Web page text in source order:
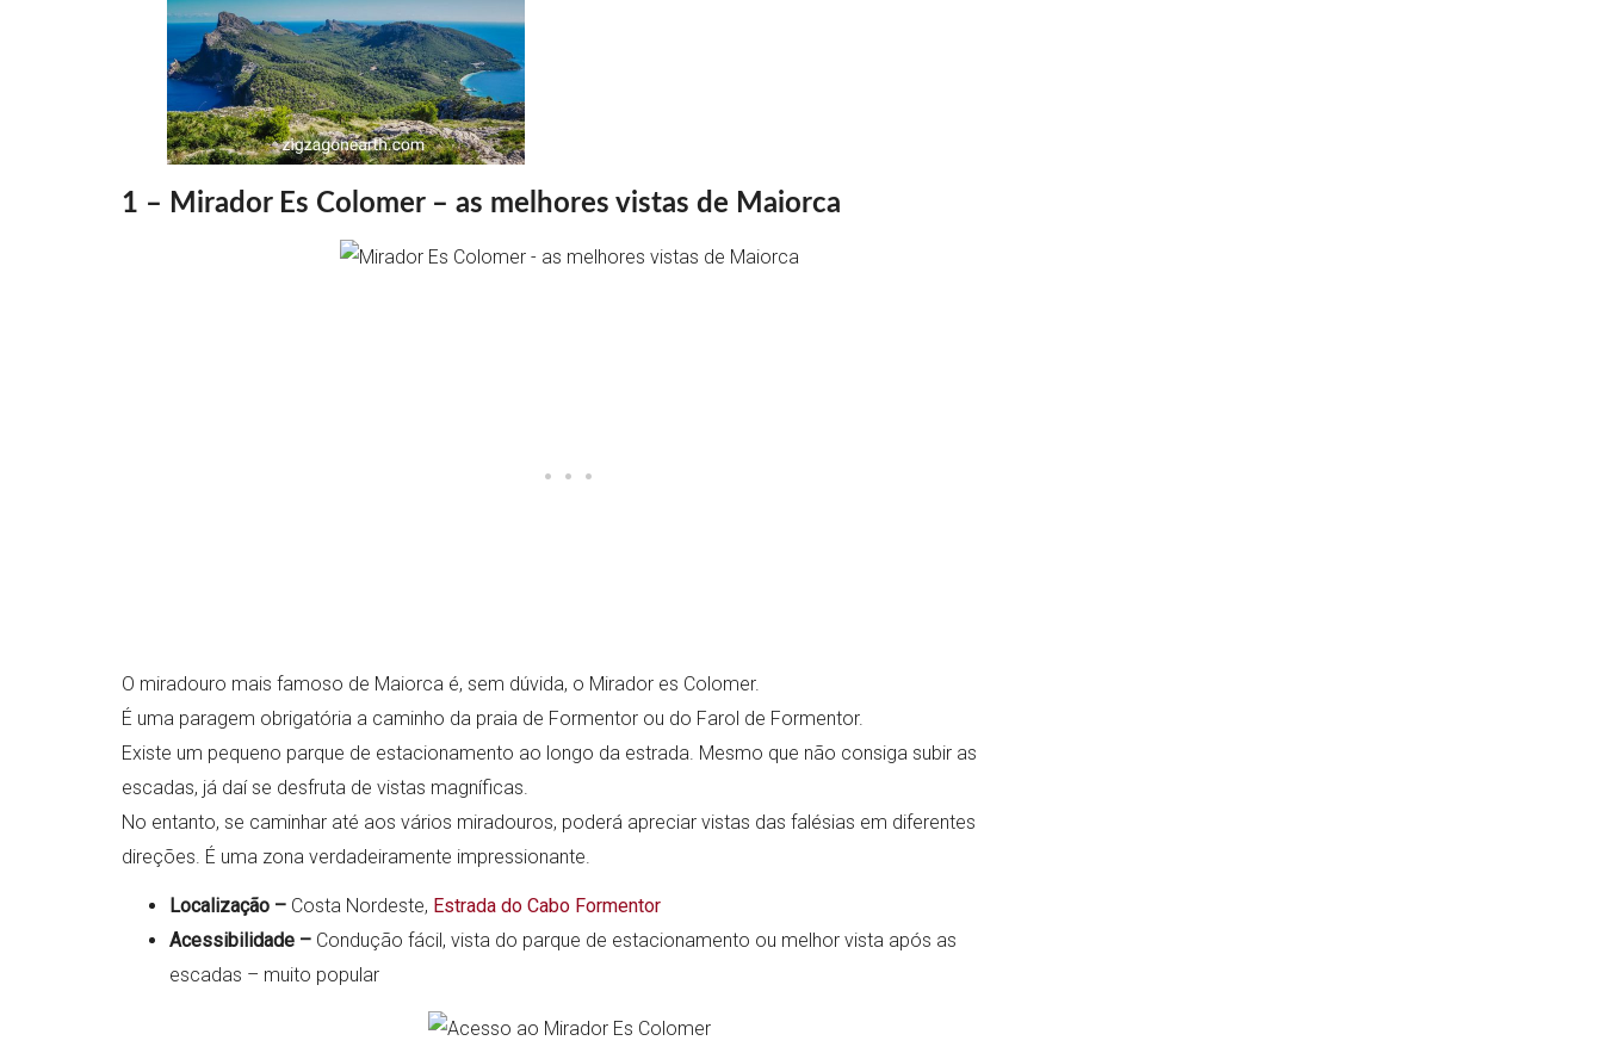
1 – Mirador Es Colomer – as melhores vistas de Maiorca
O miradouro mais famoso de Maiorca é, sem dúvida, o Mirador es Colomer.
É uma paragem obrigatória a caminho da praia de Formentor ou do Farol de Formentor.
Existe um pequeno parque de estacionamento ao longo da estrada. Mesmo que não consiga subir as
escadas, já daí se desfruta de vistas magníficas.
No entanto, se caminhar até aos vários miradouros, poderá apreciar vistas das falésias em diferentes
direções. É uma zona verdadeiramente impressionante.
Localização – Costa Nordeste, Estrada do Cabo Formentor
Acessibilidade – Condução fácil, vista do parque de estacionamento ou melhor vista após as
escadas – muito popular